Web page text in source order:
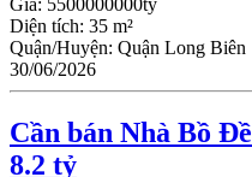
Diện tích: 35 m²
Quận/Huyện: Quận Long Biên
30/06/2026
Cần bán Nhà Bồ
8.2 tỷ